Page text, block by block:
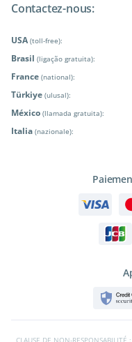
Contactez-nous:
USA (toll-free):
Brasil (ligação gratuita):
France (national):
Türkiye (ulusal):
México (llamada gratuita):
Italia (nazionale):
CLAUSE DE NON-